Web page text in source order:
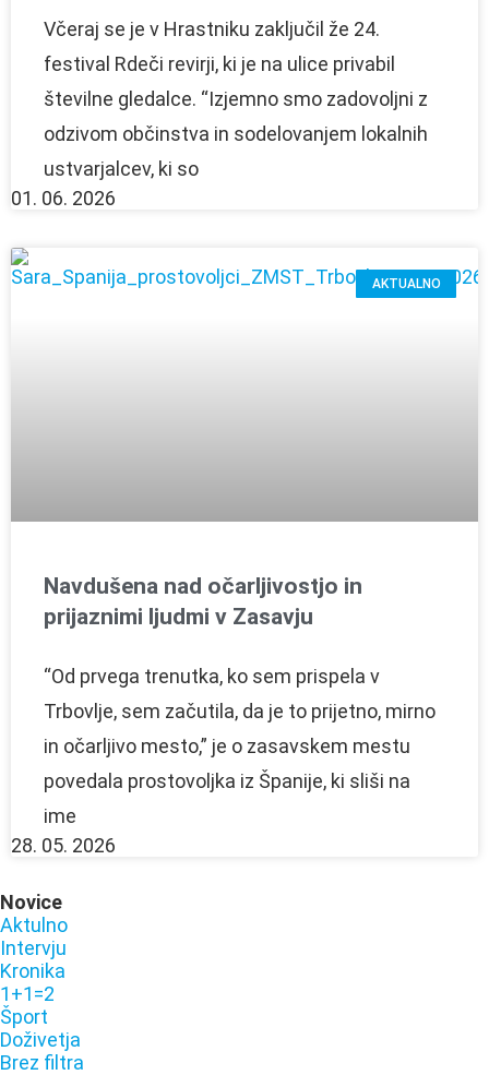
Včeraj se je v Hrastniku zaključil že 24.
festival Rdeči revirji, ki je na ulice privabil
številne gledalce. “Izjemno smo zadovoljni z
odzivom občinstva in sodelovanjem lokalnih
ustvarjalcev, ki so
01. 06. 2026
AKTUALNO
Navdušena nad očarljivostjo in
prijaznimi ljudmi v Zasavju
“Od prvega trenutka, ko sem prispela v
Trbovlje, sem začutila, da je to prijetno, mirno
in očarljivo mesto,” je o zasavskem mestu
povedala prostovoljka iz Španije, ki sliši na
ime
28. 05. 2026
Novice
Aktulno
Intervju
Kronika
1+1=2
Šport
Doživetja
Brez filtra